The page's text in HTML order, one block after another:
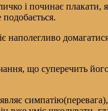
і починає плакати,
що суперечить